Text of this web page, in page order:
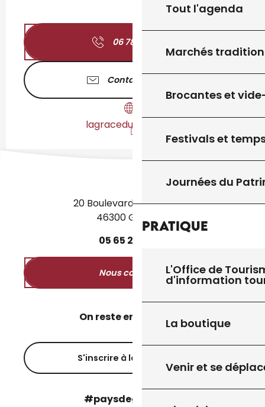
Tout l'agenda
Marchés
Brocantes et
Festivals et
Journées du
Pratique
L'Office de
d'information
La boutique
Venir et se
06 78 44 61
Contactez-nous
lagraceduyoga.com
20 Boulevard des Martyrs
46300 Gourdon
05 65 27
Nous contacter
On reste en contact ?
S'inscrire à la newsletter
#paysdegourdon !